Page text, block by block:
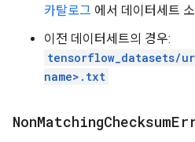
카탈로그 에서 데이터세트
이전 데이터세트의 경우:
tensorflow_datasets/
name>.txt
NonMatchingChecksum